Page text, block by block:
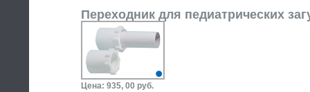
Переходник для педиатрических
Цена: 935, 00 руб.